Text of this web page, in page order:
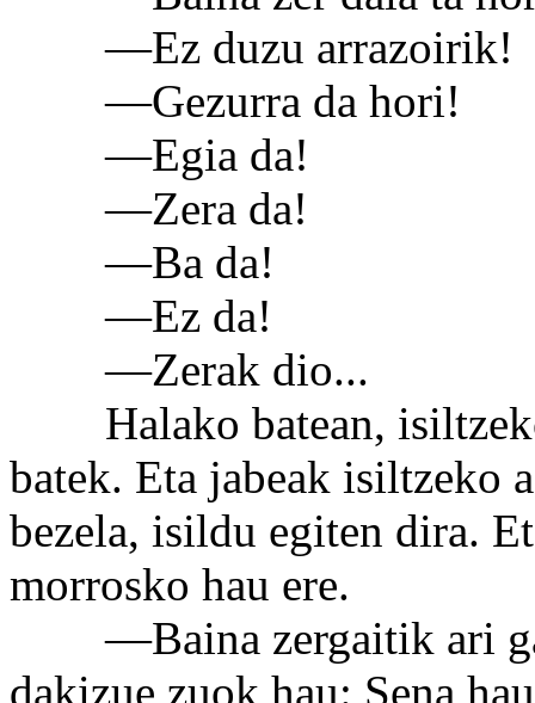
—Ez duzu arrazoirik!
—Gezurra da hori!
—Egia da!
—Zera da!
—Ba da!
—Ez da!
—Zerak dio...
Halako batean,
batek. Eta jabeak isiltzeko
bezela, isildu egiten dira.
morrosko hau ere.
—Baina zergaitik ari
dakizue zuok hau: Sena